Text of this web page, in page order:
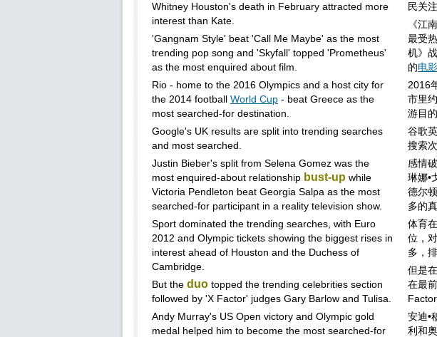
Whitney Houston's death in February attracted more
interest than Kate.
'Gangnam Style' beat 'Call Me Maybe' as the most
trending pop song and 'Skyfall' topped 'Prometheus'
as the most enquired about film.
Rio - home to the 2016 Olympics and a host city for
the 2014 football World Cup - beat Greece as the
most searched-for destination.
Google's UK results are split into trending searches
and most searched.
Justin Bieber's split from Selena Gomez was the
most enquired-about relationship bust-up while
Victoria Pendleton beat Georgia Salpa as the most
searched-for participant in a reality television show.
Sport dominated the trending searches, with Euro
2012 and Olympic tickets showing the biggest rises in
interest ahead of Houston and the Duchess of
Cambridge.
But the duo topped the trending celebrities section
followed by 'X Factor' judges Gary Barlow and Tulisa.
Andy Murray's US Open victory and Olympic gold
medal helped him to become the most searched-for
民关
《江
最受
机》
的电影
2016
市里
游目的
谷歌
搜索
感情
琳娜•
德尔
多的
体育
位，
多，
但是
在最
安迪•
利和